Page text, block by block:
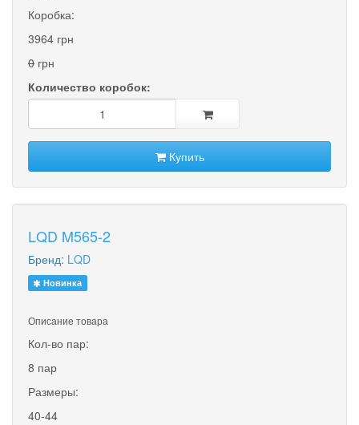
Коробка:
3964 грн
0 грн
Количество коробок:
Купить
LQD M565-2
Бренд: LQD
Новинка
Описание товара
Кол-во пар:
8 пар
Размеры:
40-44